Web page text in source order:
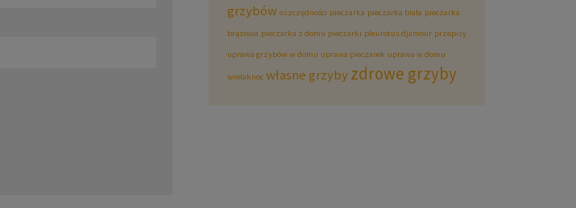
grzybów oszczędności pieczarka pieczarka biała pieczarka
brązowa pieczarka z domu pieczarki pleurotus djamour przepisy
uprawa grzybów w domu uprawa pieczarek uprawa w domu
wielaknoc własne grzybyzdrowe grzyby